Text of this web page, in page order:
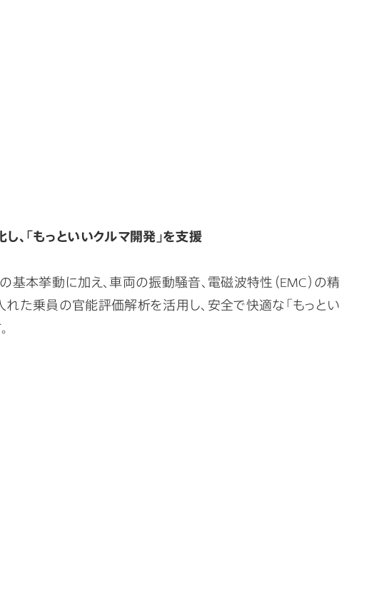
、「もっといいクルマ開発」を支援​
基本挙動に加え、車両の振動騒音、電磁波特性（EMC）の精
れた乗員の官能評価解析を活用し、安全で快適な「もっとい